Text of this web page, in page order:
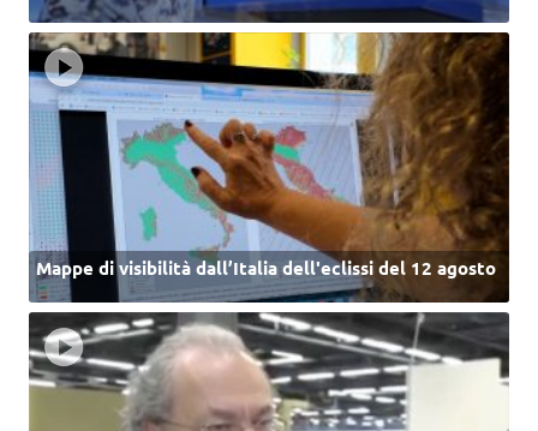
Mappe di visibilità dall’Italia dell'eclissi del 12 agosto